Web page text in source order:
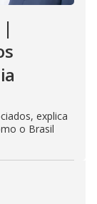
|
explica
o Brasil